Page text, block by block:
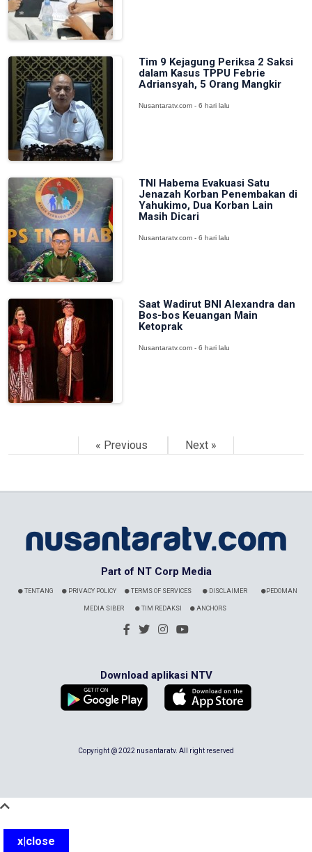
Tim 9 Kejagung Periksa 2 Saksi
dalam Kasus TPPU Febrie
Adriansyah, 5 Orang Mangkir
Nusantaratv.com - 6 hari lalu
TNI Habema Evakuasi Satu
Jenazah Korban Penembakan di
Yahukimo, Dua Korban Lain
Masih Dicari
Nusantaratv.com - 6 hari lalu
Saat Wadirut BNI Alexandra dan
Bos-bos Keuangan Main
Ketoprak
Nusantaratv.com - 6 hari lalu
« Previous Next »
Part of NT Corp Media
TENTANG PRIVACY POLICY TERMS OF SERVICES DISCLAIMER PEDOMAN
MEDIA SIBER TIM REDAKSI ANCHORS
Download aplikasi NTV
Copyright @ 2022 nusantaratv. All right reserved
x|close